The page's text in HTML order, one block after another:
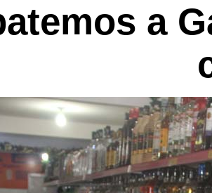
a